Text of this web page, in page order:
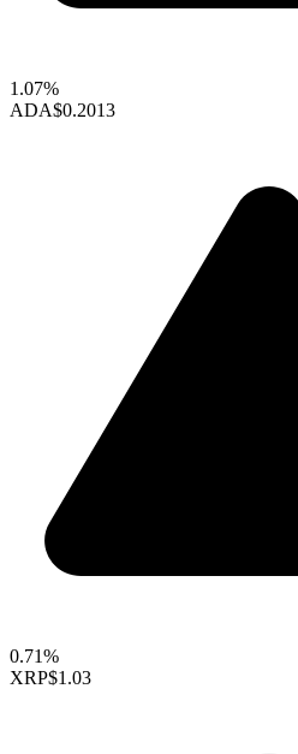
1.07%
ADA$0.2013
0.71%
XRP$1.03